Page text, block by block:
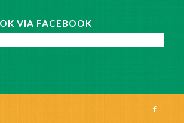
VIA FACEBOOK